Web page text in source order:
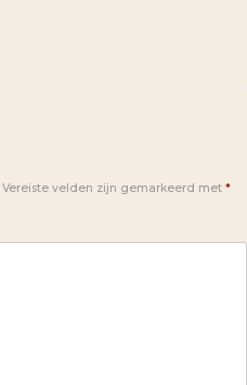
Vereiste velden zijn gemarkeerd met *